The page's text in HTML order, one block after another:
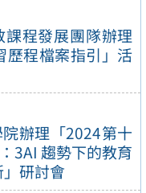
程發展團隊辦理
歷程檔案指引」活
辦理「2024第十
3AI 趨勢下的教育
研討會